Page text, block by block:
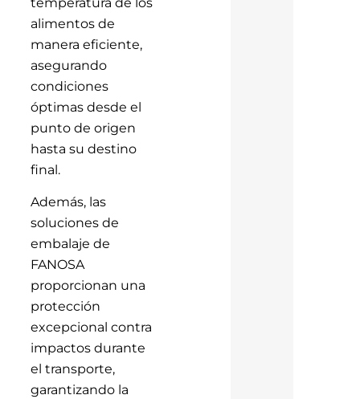
alimentos de
manera eficiente,
asegurando
condiciones
óptimas desde el
punto de origen
hasta su destino
final.
Además, las
soluciones de
embalaje de
FANOSA
proporcionan una
protección
excepcional contra
impactos durante
el transporte,
garantizando la